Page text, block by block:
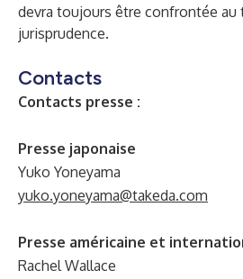
devra toujours être confrontée au
jurisprudence.
Contacts
Contacts presse :
Presse japonaise
Yuko Yoneyama
yuko.yoneyama@takeda.com
Presse américaine et
Rachel Wallace